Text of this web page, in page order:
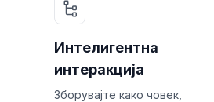
Интелигентна
интеракција
Зборувајте како човек,